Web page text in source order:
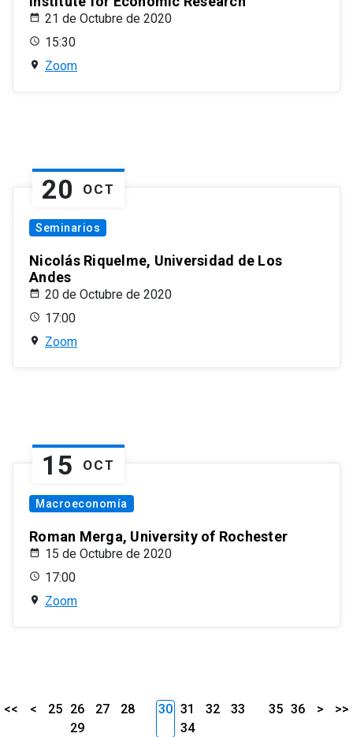
21 de Octubre de 2020
15:30
Zoom
20 OCT
Seminarios
Nicolás Riquelme, Universidad de Los
Andes
20 de Octubre de 2020
17:00
Zoom
15 OCT
Macroeconomía
Roman Merga, University of Rochester
15 de Octubre de 2020
17:00
Zoom
<< < 25 26 27
28
29
30 31 32
33
34
35 36 > >>